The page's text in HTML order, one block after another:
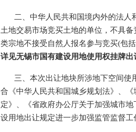
二、中华人民共和国境内外的法
土地交易市场竞买土地的单位，不具
类宗地不接受自然人报名参与竞买(包
详见无锡市国有建设用地使用权挂牌出
三、本次出让地块所涉地下空间
合《中华人民共和国城乡规划法》、
定》、《省政府办公厅关于加强城市
设用地出让规定进一步加强监管监督